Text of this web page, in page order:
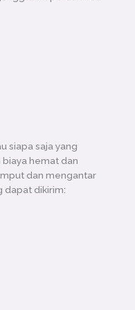
siapa saja yang
hemat dan
dan mengantar
dapat dikirim: